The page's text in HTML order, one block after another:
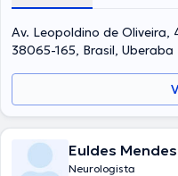
Av. Leopoldino de Oliveira,
38065-165, Brasil, Uberaba
Euldes
Neurologista